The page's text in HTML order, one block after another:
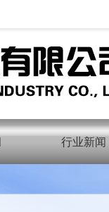
行业新闻